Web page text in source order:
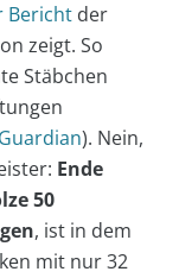
Bericht der
zeigt. So
Stäbchen
Guardian). Nein,
Ende
50
, ist in dem
mit nur 32